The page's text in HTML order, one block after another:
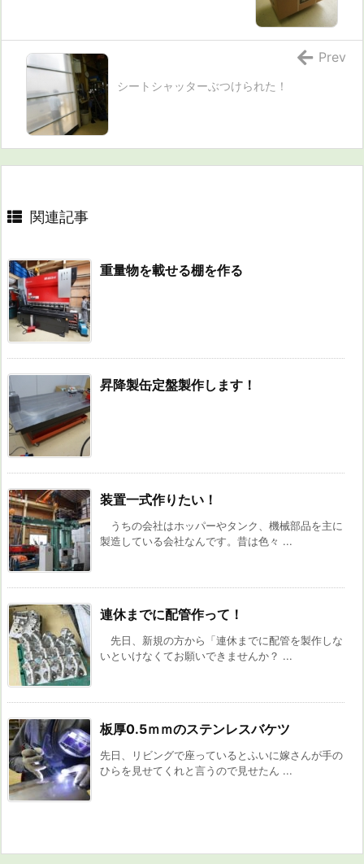
シートシャッターぶつけられた！
Prev
関連記事
重量物を載せる棚を作る
昇降製缶定盤製作します！
装置一式作りたい！
うちの会社はホッパーやタンク、機械部品を主に
製造している会社なんです。昔は色々 ...
連休までに配管作って！
先日、新規の方から「連休までに配管を製作しな
いといけなくてお願いできませんか？ ...
板厚0.5ｍｍのステンレスバケツ
先日、リビングで座っているとふいに嫁さんが手の
ひらを見せてくれと言うので見せたん ...